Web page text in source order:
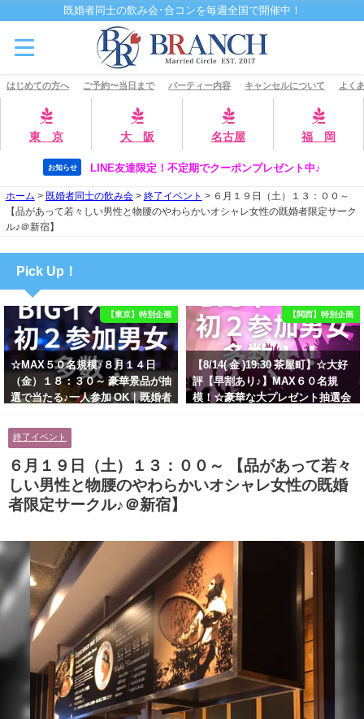
既婚者同士の飲み会･合コンを毎週全国で開催中！
はじめての方へ ご予約〜当日まで パーティー内容 キャンセルについて よく
東 京 大 阪 名古屋 福 岡
お知らせ LINE友達限定！不定期でクーポンプレゼント中♪
ホーム > 既婚者同士の飲み会> 終了イベント > ６月１９日（土）１３：００～
【品があって若々しい男性と物腰のやわらかいオシャレ女性の既婚者限定サーク
ル♪＠新宿】
Pick Up！
【東京】特別企画
☆MAX５０名規模♪８月１４日
（金）１８：３０～ 豪華景品が抽
選で当たる♪一人参加 OK｜既婚者
に余裕のある健康的なオシャレ男
性と美容好きで優しさのある大人
女性の既婚者限定ビッグパーティ
ー♪＠池袋】
【関西】特別企画
【8/14( 金 )19:30 茶屋町】☆大好
評【早割あり♪】MAX６０名規
模！☆豪華な大プレゼント抽選会
ティー♪＠茶屋町】
終了イベント
６月１９日（土）１３：００～ 【品があって若々
しい男性と物腰のやわらかいオシャレ女性の既婚
者限定サークル♪＠新宿】